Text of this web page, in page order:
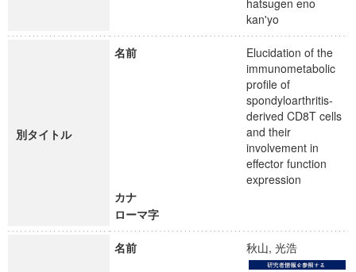
hatsugen eno
kan'yo
別タイトル
名前
Elucidation of the
immunometabolic
profile of
spondyloarthritis-
derived CD8T cells
and their
involvement in
effector function
expression
カナ
ローマ字
名前 秋山, 光浩